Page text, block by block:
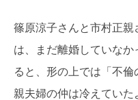
篠原涼子さんと市村正親
は、まだ離婚していな
ると、形の上では「不
親夫婦の仲は冷えていた